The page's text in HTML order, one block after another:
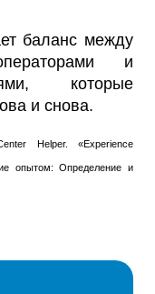
баланс между
и
которые
и снова.
Helper. «Experience
опытом: Определение и